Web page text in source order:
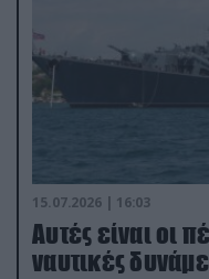
15.07.2026 | 16:03
Aυτές είναι οι
ναυτικές